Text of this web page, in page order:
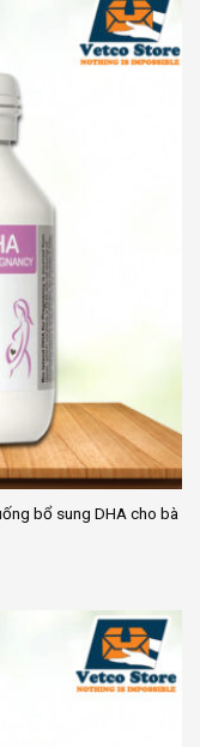
bổ sung DHA cho bà